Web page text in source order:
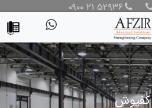
۰۹۰۰ ۲۱ ۵۲۹۳۶
کفپوش